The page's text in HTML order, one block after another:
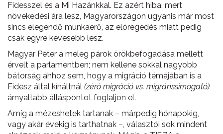
Fidesszel és a Mi Hazánkkal. Ez azért hiba, mert
növekedési ára lesz, Magyarországon ugyanis már most
sincs elegendő munkaerő, az elöregedés miatt pedig
csak egyre kevesebb lesz.
Magyar Péter a meleg párok örökbefogadása mellett
érvelt a parlamentben; nem kellene sokkal nagyobb
bátorság ahhoz sem, hogy a migráció témájában is a
Fidesz által kínáltnál (zéró migráció vs. migránssimogató)
árnyaltabb álláspontot foglaljon el.
Amíg a mézeshetek tartanak – márpedig hónapokig,
vagy akár évekig is tarthatnak –, választói sok mindent